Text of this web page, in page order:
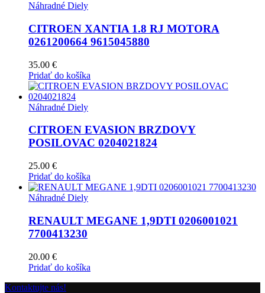
Náhradné Diely
CITROEN XANTIA 1.8 RJ MOTORA
0261200664 9615045880
35.00 €
Pridať do košíka
Náhradné Diely
CITROEN EVASION BRZDOVY
POSILOVAC 0204021824
25.00 €
Pridať do košíka
Náhradné Diely
RENAULT MEGANE 1,9DTI 0206001021
7700413230
20.00 €
Pridať do košíka
Kontaktujte nás!